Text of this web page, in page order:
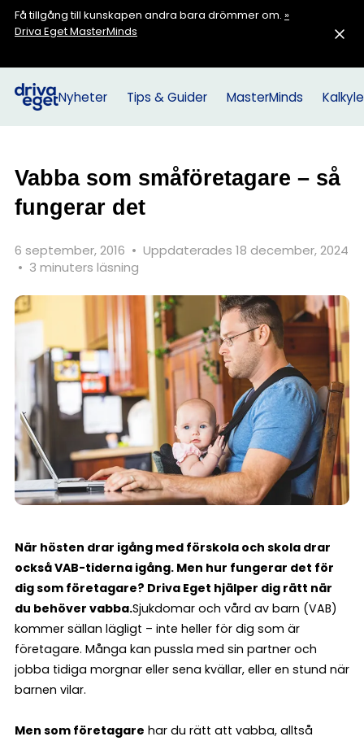
Få tillgång till kunskapen andra bara drömmer om. »
Driva Eget MasterMinds
Nyheter Tips & Guider MasterMinds
Vabba som småföretagare – så
fungerar det
6 september, 2016 • Uppdaterades 18 december, 2024
• 3 minuters läsning
När hösten drar igång med förskola och skola drar
också VAB-tiderna igång. Men hur fungerar det för
dig som företagare? Driva Eget hjälper dig rätt när
du behöver vabba.Sjukdomar och vård av barn (VAB)
kommer sällan lägligt – inte heller för dig som är
företagare. Många kan pussla med sin partner och
jobba tidiga morgnar eller sena kvällar, eller en stund när
barnen vilar.
Men som företagare har du rätt att vabba, alltså